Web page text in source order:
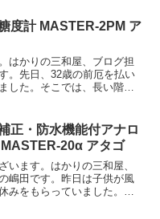
リーズの Brix10%以下の特
度計 MASTER-2PM ア
はかりの三和屋、ブログ担
。先日、32歳の前厄を払い
した。そこでは、長い階段
という意味があるそうで
年間何事もな...
正・防水機能付アナロ
20α アタゴ
います。はかりの三和屋、
嶋田です。昨日は子供が風
みをもらっていました。最